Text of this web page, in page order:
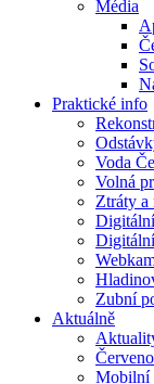
Média
Praktické info
Voda
Volná
Ztráty a
Zubní
Aktuálně
Mobilní